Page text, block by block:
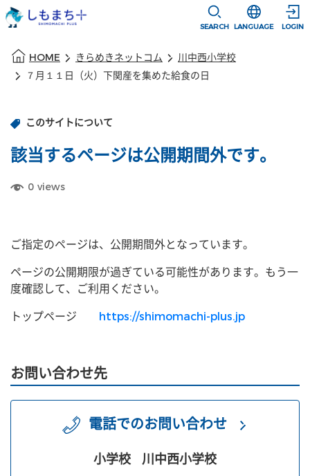
SEARCH
選択すると言
LANGUAGE LOGIN
HOME きらめきネットコム
川中西小学校
７月１１日（火）下関産を集めた給食の日
このサイトについて
該当するページは公開期間外です。
0 views
ご指定のページは、公開期間外となっています。
ページの公開期限が過ぎている可能性があります。もう一
度確認して、ご利用ください。
トップページ
https://shimomachi-plus.jp
お問い合わせ先
電話でのお問い合わせ
小学校 川中西小学校